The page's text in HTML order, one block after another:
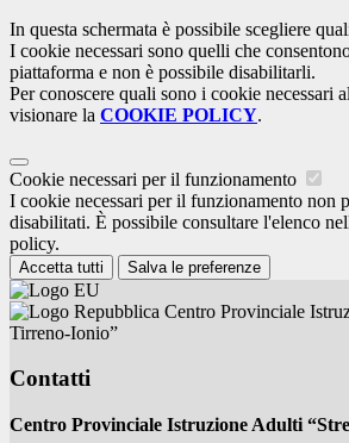
In questa schermata è possibile scegliere
I cookie necessari sono quelli che
piattaforma e non è possibile disabilitarli.
Per conoscere quali sono i cookie necessari
visionare la COOKIE POLICY.
Cookie necessari per il funzionamento
I cookie necessari per il funzionamento non
disabilitati. È possibile consultare l'elenco
policy.
Accetta tutti Salva le preferenze
Centro Provinciale
Tirreno-Ionio”
Contatti
Centro Provinciale Istruzione Adulti